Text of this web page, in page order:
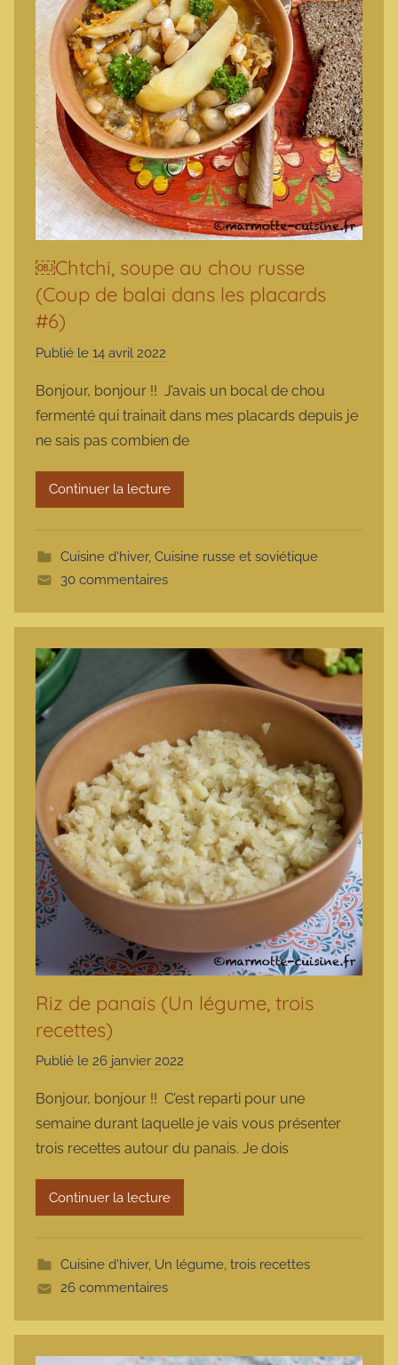
￼Chtchi, soupe au chou russe
(Coup de balai dans les placards
#6)
Publié le 14 avril 2022
r
m
a
r
m
t
e
Bonjour, bonjour !! J’avais un bocal de chou
fermenté qui trainait dans mes placards depuis je
ne sais pas combien de
Continuer la lecture
Cuisine d'hiver, Cuisine russe et soviétique
30 commentaires
Riz de panais (Un légume, trois
recettes)
Publié le 26 janvier 2022
r
m
a
t
Bonjour, bonjour !! C’est reparti pour une
semaine durant laquelle je vais vous présenter
trois recettes autour du panais. Je dois
Continuer la lecture
Cuisine d'hiver, Un légume, trois recettes
26 commentaires